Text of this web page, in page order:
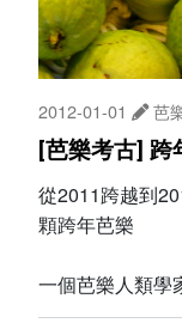
2012-01-01 芭
[芭樂考古] 跨
從2011跨越到
顆跨年芭樂
一個芭樂人類學